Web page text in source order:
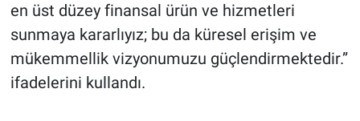
en üst düzey finansal ürün ve hizmetleri
sunmaya kararlıyız; bu da küresel erişim ve
mükemmellik vizyonumuzu güçlendirmektedir.”
ifadelerini kullandı.